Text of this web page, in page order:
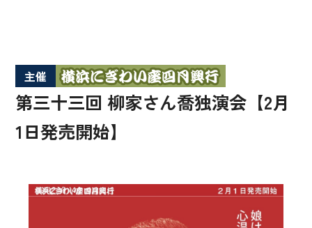
主催
第三十三回 柳家さん喬独演会【2月
1日発売開始】